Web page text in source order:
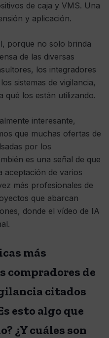
de caja y VMS. Una
y aplicación.
porque no solo brinda
de las diversas
los integradores
sistemas de vigilancia,
qué los están utilizando.
interesante,
que muchas ofertas de
por los
es una señal de que
aceptación de varios
más profesionales de
que abarcan
donde el vídeo de IA
más
compradores de
citados
esto algo que
¿Y cuáles son